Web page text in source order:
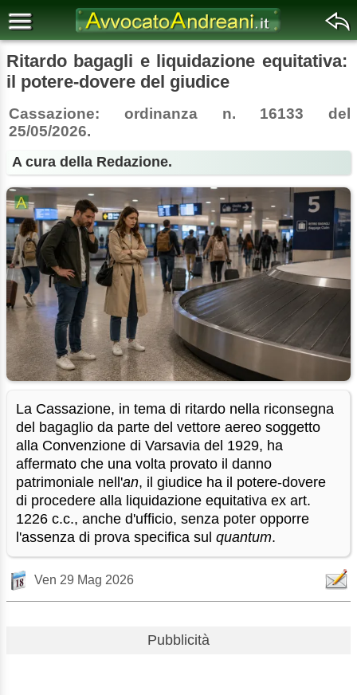
Ritardo bagagli e liquidazione equitativa:
il potere-dovere del giudice
Cassazione: ordinanza n. 16133 del
25/05/2026.
A cura della Redazione.
La Cassazione, in tema di ritardo nella riconsegna
del bagaglio da parte del vettore aereo soggetto
alla Convenzione di Varsavia del 1929, ha
affermato che una volta provato il danno
patrimoniale nell'an, il giudice ha il potere-dovere
di procedere alla liquidazione equitativa ex art.
1226 c.c., anche d'ufficio, senza poter opporre
l'assenza di prova specifica sulquantum.
Ven 29 Mag 2026
Pubblicità